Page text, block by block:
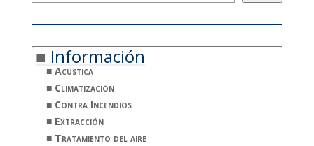
Información
Acústica
Climatización
Contra Incendios
Extracción
Tratamiento del aire